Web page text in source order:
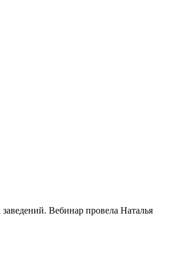
Вебинар провела Наталья